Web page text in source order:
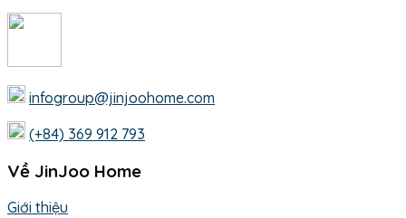
infogroup@jinjoohome.com
(+84) 369 912 793
Về JinJoo Home
Giới thiệu